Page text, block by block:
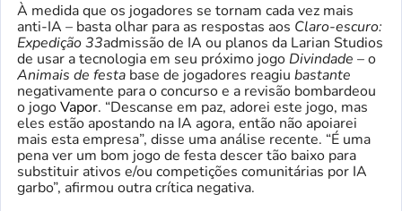
À medida que os jogadores se tornam cada vez mais
anti-IA – basta olhar para as respostas aos Claro-escuro:
Expedição 33admissão de IA ou planos da Larian Studios
de usar a tecnologia em seu próximo jogo Divindade – o
Animais de festa base de jogadores reagiu bastante
negativamente para o concurso e a revisão bombardeou
o jogoVapor. “Descanse em paz, adorei este jogo, mas
eles estão apostando na IA agora, então não apoiarei
mais esta empresa”, disse uma análise recente. “É uma
pena ver um bom jogo de festa descer tão baixo para
substituir ativos e/ou competições comunitárias por IA
garbo”, afirmou outra crítica negativa.